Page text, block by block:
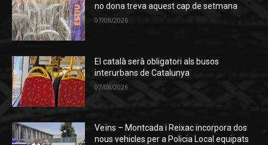
no dona treva aquest cap de setmana
07/08/2026
El català serà obligatori als busos
interurbans de Catalunya
07/08/2026
Veïns – Montcada i Reixac incorpora dos
nous vehicles per a Policia Local equipats